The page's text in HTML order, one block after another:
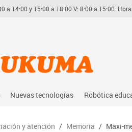
a 14:00 y 15:00 a 18:00 V: 8:00 a 15:00.
Nuevas tecnologías
Audio
Robótica
Arduino
y atención / Memoria / Maxi-